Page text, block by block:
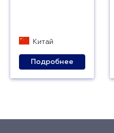
Китай
Подробнее